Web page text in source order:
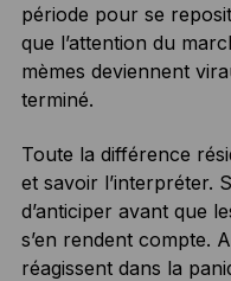
période pour se
que l’attention du
mèmes deviennent
terminé.
Toute la différence
et savoir l’interpréter.
d’anticiper avant que
s’en rendent compte.
réagissent dans la